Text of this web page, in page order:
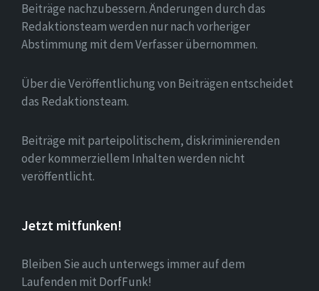
Beiträge nachzubessern. Änderungen durch das
Redaktionsteam werden nur nach vorheriger
Abstimmung mit dem Verfasser übernommen.
Über die Veröffentlichung von Beiträgen entscheidet
das Redaktionsteam.
Beiträge mit parteipolitischem, diskriminierenden
oder kommerziellem Inhalten werden nicht
veröffentlicht.
Jetzt mitfunken!
Bleiben Sie auch unterwegs immer auf dem
Laufenden mit DorfFunk!